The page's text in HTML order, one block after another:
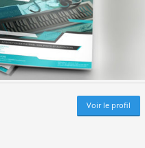
Voir le profil